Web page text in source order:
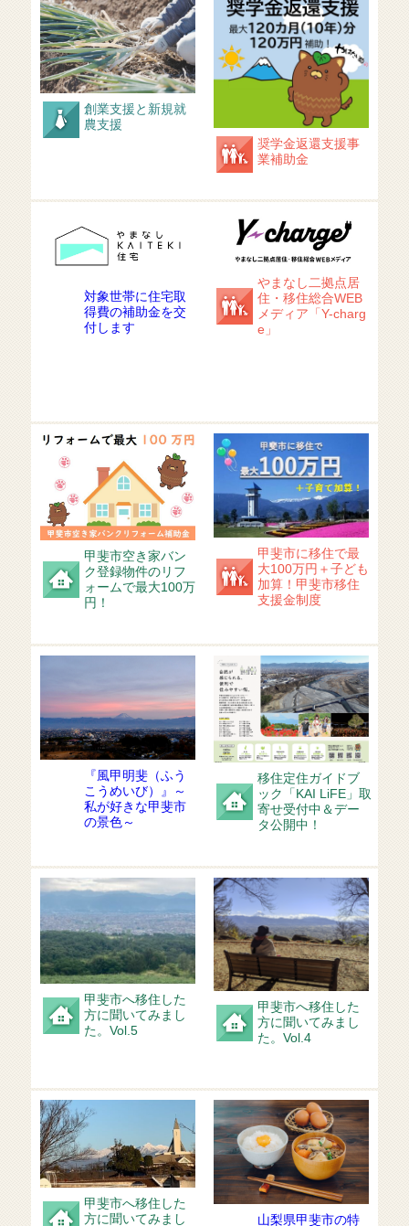
創業支援と新規就
農支援
奨学金返還支援事
業補助金
対象世帯に住宅取
得費の補助金を交
付します
やまなし二拠点居
住・移住総合WEB
メディア「Y-charg
e」
甲斐市空き家バン
ク登録物件のリフ
ォームで最大100万
円！
甲斐市に移住で最
大100万円＋子ども
加算！甲斐市移住
支援金制度
『風甲明斐（ふう
こうめいび）』～
私が好きな甲斐市
の景色～
移住定住ガイドブ
ック「KAI LiFE」取
寄せ受付中＆デー
タ公開中！
甲斐市へ移住した
方に聞いてみまし
た。Vol.5
甲斐市へ移住した
方に聞いてみまし
た。Vol.4
甲斐市へ移住した
方に聞いてみまし
山梨県甲斐市の特